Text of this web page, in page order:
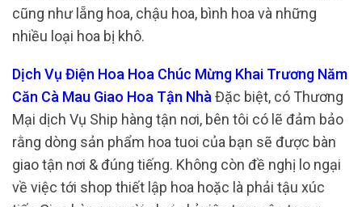
cũng như lẵng hoa, chậu hoa, bình hoa và những
nhiều loại hoa bị khô.
Dịch Vụ Điện Hoa Hoa Chúc Mừng Khai Trương Năm
Căn Cà Mau Giao Hoa Tận Nhà Đặc biệt, có Thương
Mại dịch Vụ Ship hàng tận nơi, bên tôi có lẽ đảm bảo
rằng dòng sản phẩm hoa tuoi của bạn sẽ được bàn
giao tận nơi & đúng tiếng. Không còn đề nghị lo ngại
về việc tới shop thiết lập hoa hoặc là phải tậu xúc